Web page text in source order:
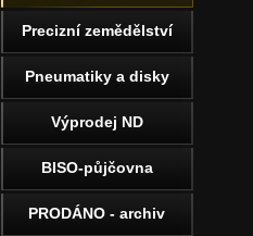
Precizní zemědělství
Pneumatiky a disky
Výprodej ND
BISO-půjčovna
PRODÁNO - archiv